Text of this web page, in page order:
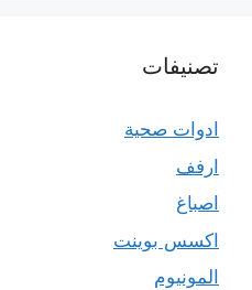
تصنيفات
ادوات صحية
ارفف
اصباغ
اكسس بوينت
المونيوم